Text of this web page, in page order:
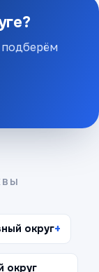
подберём
округ
округ